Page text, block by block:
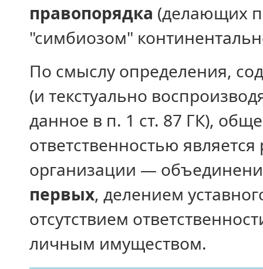
правопорядка (делающих
"симбиозом"
По смыслу определения,
(и текстуально
данное в п. 1 ст. 87 ГК),
ответственностью
организации —
первых, делением
отсутствием
личным имуществом.